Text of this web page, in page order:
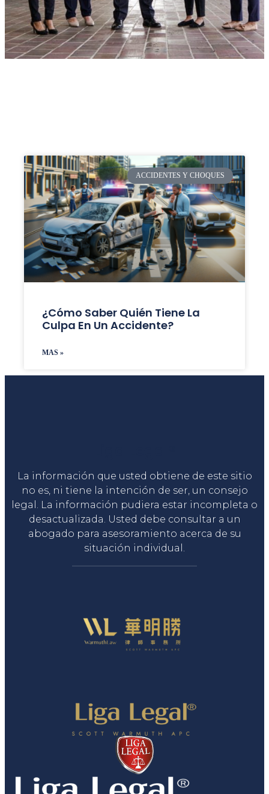
ACCIDENTES Y CHOQUES
¿Cómo Saber Quién Tiene La
Culpa En Un Accidente?
MAS »
La información que usted obtiene de este sitio
no es, ni tiene la intención de ser, un consejo
legal. La información pudiera estar incompleta o
desactualizada. Usted debe consultar a un
abogado para asesoramiento acerca de su
situación individual.